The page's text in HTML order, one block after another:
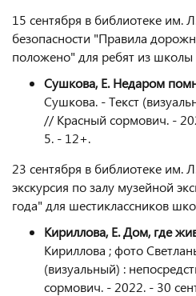
15 сентября в библиотеке им.
безопасности "Правила
положено" для ребят из
Сушкова, Е. Недаром
Сушкова. - Текст
// Красный сормович. -
5. - 12+.
23 сентября в библиотеке им.
экскурсия по залу музейной
года" для шестиклассников
Кириллова, Е. Дом, где
Кириллова ; фото
(визуальный) :
сормович. - 2022. - 30